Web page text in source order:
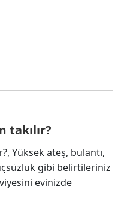
takılır?
Yüksek ateş, bulantı,
gibi belirtileriniz
evinizde